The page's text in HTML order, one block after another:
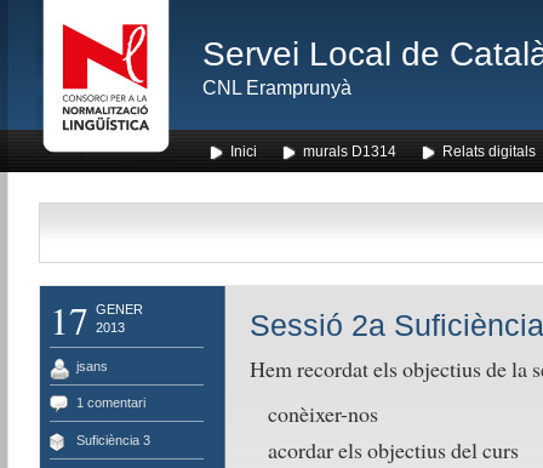
Servei Local de
CNL Eramprunyà
Inici murals D1314 Relats digitals
17 GENER
2013
jsans
1 comentari
Suficiència 3
Sessió 2a
Hem recordat els objectius de la
conèixer-nos
acordar els objectius del curs